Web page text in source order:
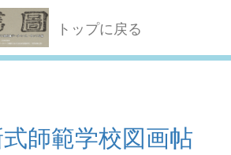
トップに戻る
師範学校図画帖